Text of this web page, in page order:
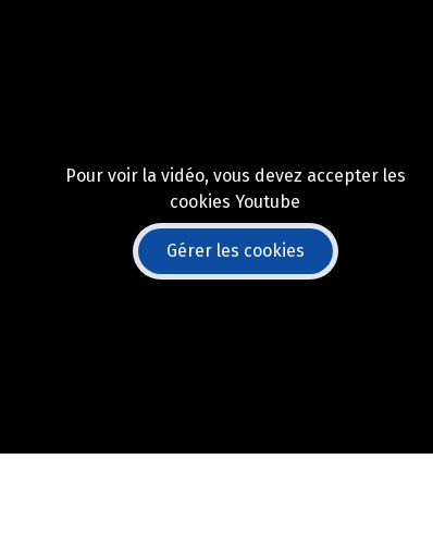
Pour voir la vidéo, vous devez accepter les
cookies Youtube
Gérer les cookies